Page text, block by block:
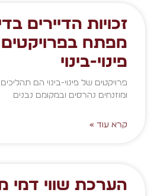
זכויות הדיירים
מפתח
פינוי-בינוי
פרויקטים של פינוי-בינוי הם
ומוזנחים נהרסים ובמקומם נבנים
קרא עוד »
הערכת שווי דמי